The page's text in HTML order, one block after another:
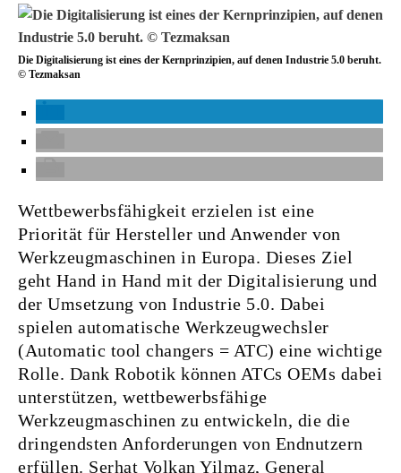
Die Digitalisierung ist eines der Kernprinzipien, auf denen Industrie 5.0 beruht.
© Tezmaksan
Wettbewerbsfähigkeit erzielen ist eine
Priorität für Hersteller und Anwender von
Werkzeugmaschinen in Europa. Dieses Ziel
geht Hand in Hand mit der Digitalisierung und
der Umsetzung von Industrie 5.0. Dabei
spielen automatische Werkzeugwechsler
(Automatic tool changers = ATC) eine wichtige
Rolle. Dank Robotik können ATCs OEMs dabei
unterstützen, wettbewerbsfähige
Werkzeugmaschinen zu entwickeln, die die
dringendsten Anforderungen von Endnutzern
erfüllen. Serhat Volkan Yilmaz, General